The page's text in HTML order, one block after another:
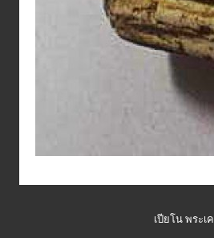
เปียโน พระเ